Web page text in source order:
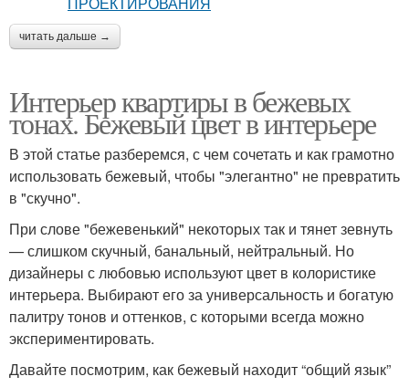
читать дальше →
Интерьер квартиры в бежевых
тонах. Бежевый цвет в интерьере
В этой статье разберемся, с чем сочетать и как грамотно
использовать бежевый, чтобы "элегантно" не превратить
в "скучно".
При слове "бежевенький" некоторых так и тянет зевнуть
— слишком скучный, банальный, нейтральный. Но
дизайнеры с любовью используют цвет в колористике
интерьера. Выбирают его за универсальность и богатую
палитру тонов и оттенков, с которыми всегда можно
экспериментировать.
Давайте посмотрим, как бежевый находит “общий язык”